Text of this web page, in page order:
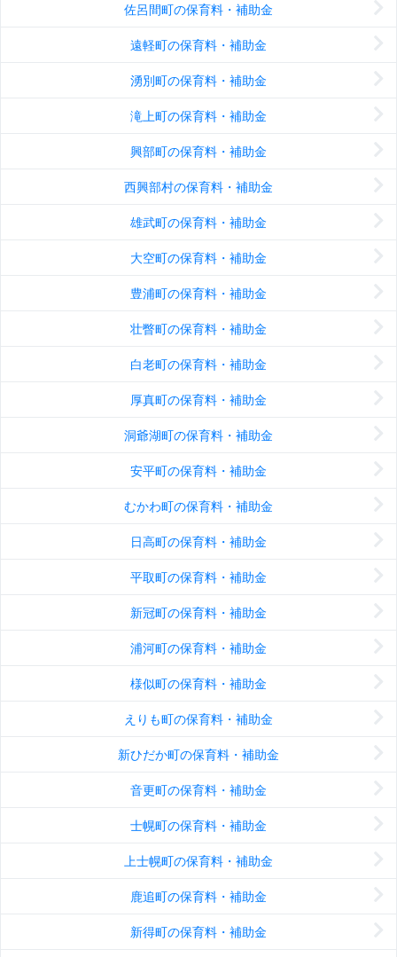
佐呂間町の保育料・補助金
遠軽町の保育料・補助金
湧別町の保育料・補助金
滝上町の保育料・補助金
興部町の保育料・補助金
西興部村の保育料・補助金
雄武町の保育料・補助金
大空町の保育料・補助金
豊浦町の保育料・補助金
壮瞥町の保育料・補助金
白老町の保育料・補助金
厚真町の保育料・補助金
洞爺湖町の保育料・補助金
安平町の保育料・補助金
むかわ町の保育料・補助金
日高町の保育料・補助金
平取町の保育料・補助金
新冠町の保育料・補助金
浦河町の保育料・補助金
様似町の保育料・補助金
えりも町の保育料・補助金
新ひだか町の保育料・補助金
音更町の保育料・補助金
士幌町の保育料・補助金
上士幌町の保育料・補助金
鹿追町の保育料・補助金
新得町の保育料・補助金